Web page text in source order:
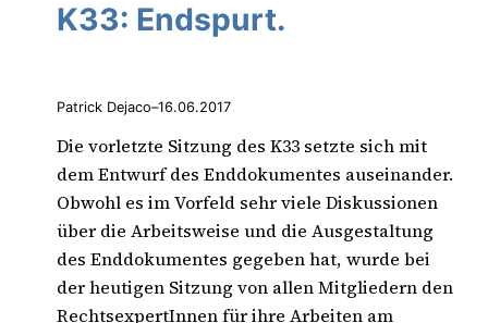
K33: Endspurt.
Patrick Dejaco–16.06.2017
Die vorletzte Sitzung des K33 setzte sich mit
dem Entwurf des Enddokumentes auseinander.
Obwohl es im Vorfeld sehr viele Diskussionen
über die Arbeitsweise und die Ausgestaltung
des Enddokumentes gegeben hat, wurde bei
der heutigen Sitzung von allen Mitgliedern den
RechtsexpertInnen für ihre Arbeiten am